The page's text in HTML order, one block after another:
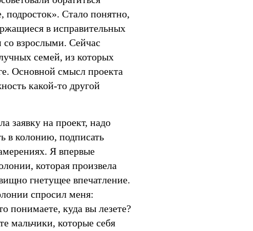
подросток». Стало понятно,
в исправительных
взрослыми. Сейчас
семей, из которых
Основной смысл проекта
какой-то другой
заявку на проект, надо
в колонию, подписать
Я впервые
которая произвела
гнетущее впечатление.
спросил меня:
понимаете, куда вы лезете?
мальчики, которые себя